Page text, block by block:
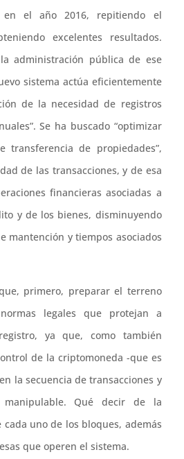
en el año 2016, repitiendo el
excelentes resultados.
administración pública de ese
sistema actúa eficientemente
de la necesidad de registros
Se ha buscado “optimizar
transferencia de propiedades”,
de las transacciones, y de esa
financieras asociadas a
y de los bienes, disminuyendo
mantención y tiempos asociados
primero, preparar el terreno
legales que protejan a
ya que, como también
de la criptomoneda -que es
la secuencia de transacciones y
manipulable. Qué decir de la
uno de los bloques, además
que operen el sistema.